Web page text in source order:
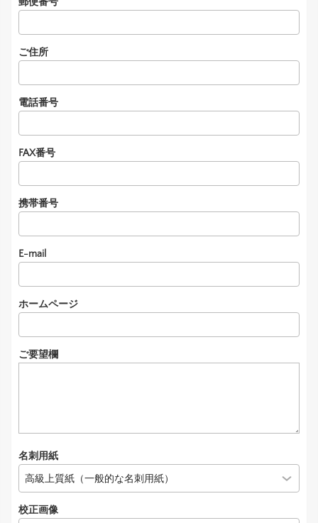
ご住所
電話番号
FAX番号
携帯番号
E-mail
ホームページ
ご要望欄
名刺用紙
校正画像